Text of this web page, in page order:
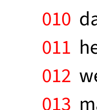
010
011
012